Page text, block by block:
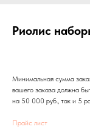
Риолис
Минимальная сумма
вашего заказа должна
на 50 000 руб., так и 5
Прайс лист